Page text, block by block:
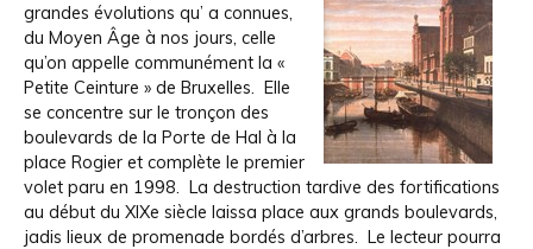
grandes évolutions qu’ a connues,
du Moyen Âge à nos jours, celle
qu’on appelle communément la «
Petite Ceinture » de Bruxelles. Elle
se concentre sur le tronçon des
boulevards de la Porte de Hal à la
place Rogier et complète le premier
volet paru en 1998. La destruction tardive des fortifications
au début du XIXe siècle laissa place aux grands boulevards,
jadis lieux de promenade bordés d’arbres. Le lecteur pourra